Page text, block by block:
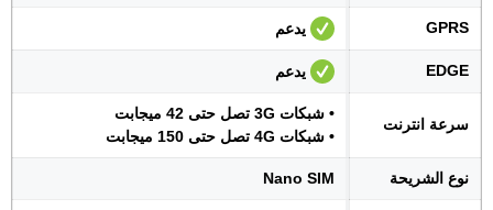
GPRS يدعم
EDGE يدعم
سرعة انترنت
• شبكات 3G تصل حتى 42 ميجابت
• شبكات 4G تصل حتى 150 ميجابت
نوع الشريحة Nano SIM